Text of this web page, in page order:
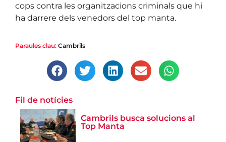
cops contra les organitzacions criminals que hi
ha darrere dels venedors del top manta.
Paraules clau: Cambrils
Fil de notícies
Cambrils busca solucions al
Top Manta